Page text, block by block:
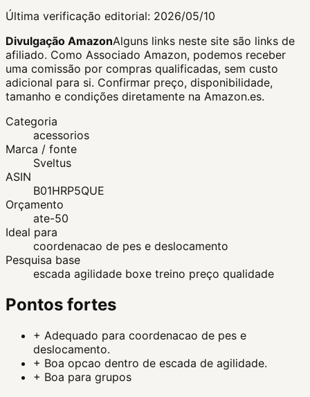
Última verificação editorial: 2026/05/10
Divulgação AmazonAlguns links neste site são links de
afiliado. Como Associado Amazon, podemos receber
uma comissão por compras qualificadas, sem custo
adicional para si. Confirmar preço, disponibilidade,
tamanho e condições diretamente na Amazon.es.
Categoria
acessorios
Marca / fonte
Sveltus
ASIN
B01HRP5QUE
Orçamento
ate-50
Ideal para
coordenacao de pes e deslocamento
Pesquisa base
escada agilidade boxe treino preço qualidade
Pontos fortes
+ Adequado para coordenacao de pes e
deslocamento.
+ Boa opcao dentro de escada de agilidade.
+ Boa para grupos